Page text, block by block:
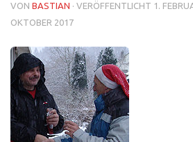
VON BASTIAN · VERÖFFENTLICHT 1.
OKTOBER 2017